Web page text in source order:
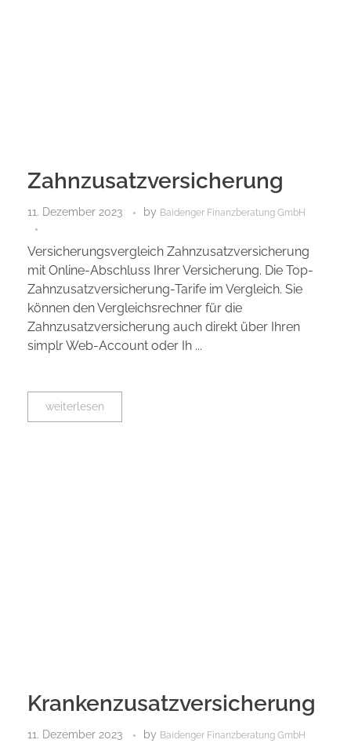
Zahnzusatzversicherung
11. Dezember 2023 by Baidenger Finanzberatung GmbH
Versicherungsvergleich Zahnzusatzversicherung
mit Online-Abschluss Ihrer Versicherung. Die Top-
Zahnzusatzversicherung-Tarife im Vergleich. Sie
können den Vergleichsrechner für die
Zahnzusatzversicherung auch direkt über Ihren
simplr Web-Account oder Ih ...
weiterlesen
Krankenzusatzversicherung
11. Dezember 2023 by Baidenger Finanzberatung GmbH